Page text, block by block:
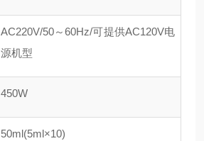
AC220V/50～60Hz/可提供AC120V电
源机型
450W
50ml(5ml×10)